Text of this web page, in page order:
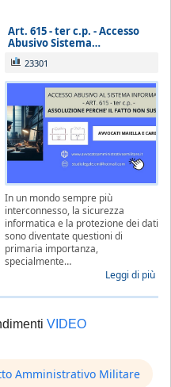
Art. 615 - ter c.p. - Accesso
Abusivo Sistema…
23301
In un mondo sempre più
interconnesso, la sicurezza
informatica e la protezione dei dati
sono diventate questioni di
primaria importanza,
specialmente…
Leggi di più
VIDEO
Amministrativo Militare